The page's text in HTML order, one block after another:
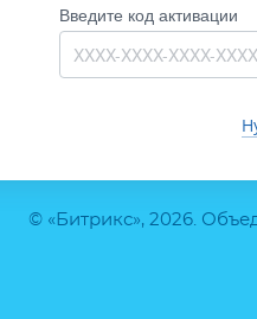
© «Битрикс», 2026.
Введите код активации